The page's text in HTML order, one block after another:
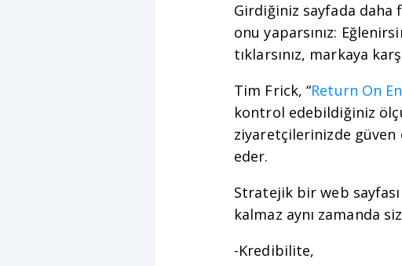
Girdiğiniz sayfada daha
onu yaparsınız:
tıklarsınız, markaya
Tim Frick, “Return On
kontrol edebildiğiniz
ziyaretçilerinizde güven
eder.
Stratejik bir web
kalmaz aynı zamanda
-Kredibilite,